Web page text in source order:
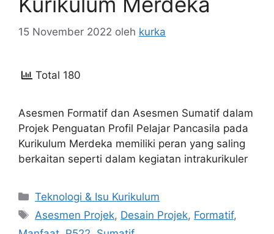
15 November 2022 oleh kurka
Total 180
Asesmen Formatif dan Asesmen Sumatif dalam
Projek Penguatan Profil Pelajar Pancasila pada
Kurikulum Merdeka memiliki peran yang saling
berkaitan seperti dalam kegiatan intrakurikuler
Kategori
Teknologi & Isu Kurikulum
Tag
Asesmen Projek, Desain Projek, Formatif,